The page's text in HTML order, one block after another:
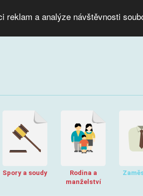
reklam a analýze návštěvnosti
Spory a soudy
Rodina a
manželství